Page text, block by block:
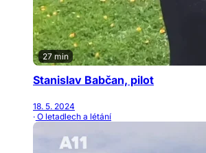
27 min
Stanislav Babčan, pilot
18. 5. 2024
· O letadlech a létání